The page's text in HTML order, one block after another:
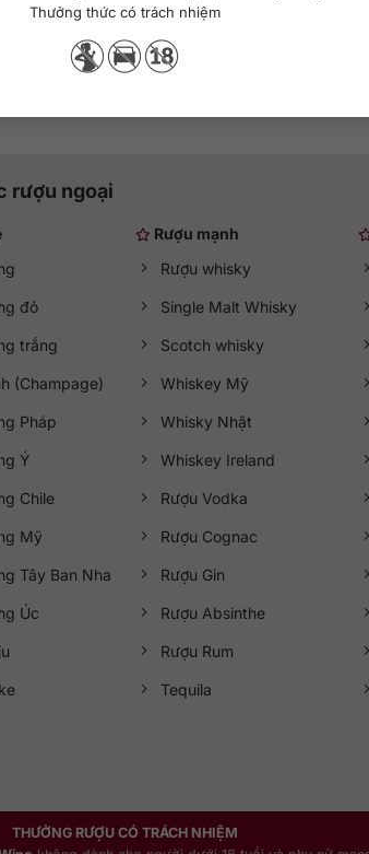
Thưởng thức có trách nhiệm
rượu ngoại
đỏ
trắng
(Champage)
Pháp
Ý
Chile
Mỹ
Tây Ban Nha
Úc
Rượu mạnh
Rượu whisky
Single Malt Whisky
Scotch whisky
Whiskey Mỹ
Whisky Nhật
Whiskey Ireland
Rượu Vodka
Rượu Cognac
Rượu Gin
Rượu Absinthe
Rượu Rum
Tequila
THƯỞNG RƯỢU CÓ TRÁCH NHIỆM